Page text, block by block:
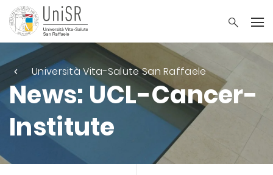
Università Vita-Salute San Raffaele
News: UCL-Cancer-
Institute